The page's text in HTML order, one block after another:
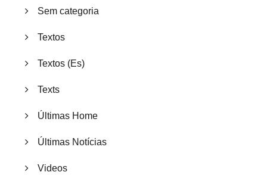
Sem categoria
Textos
Textos (Es)
Texts
Últimas Home
Últimas Notícias
Videos